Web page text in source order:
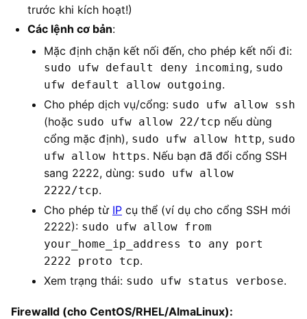
trước khi kích hoạt!)
Các lệnh cơ bản:
Mặc định chặn kết nối đến, cho phép kết nối đi:
sudo ufw default deny incoming, sudo
ufw default allow outgoing.
Cho phép dịch vụ/cổng: sudo ufw allow ssh
(hoặc sudo ufw allow 22/tcp nếu dùng
cổng mặc định), sudo ufw allow http, sudo
ufw allow https. Nếu bạn đã đổi cổng SSH
sang 2222, dùng: sudo ufw allow
2222/tcp.
Cho phép từ IP cụ thể (ví dụ cho cổng SSH mới
2222): sudo ufw allow from
your_home_ip_address to any port
2222 proto tcp.
Xem trạng thái: sudo ufw status verbose.
Firewalld (cho CentOS/RHEL/AlmaLinux):